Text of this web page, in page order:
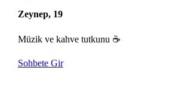
Zeynep, 19
Müzik ve kahve tutkunu ☕
Sohbete Gir